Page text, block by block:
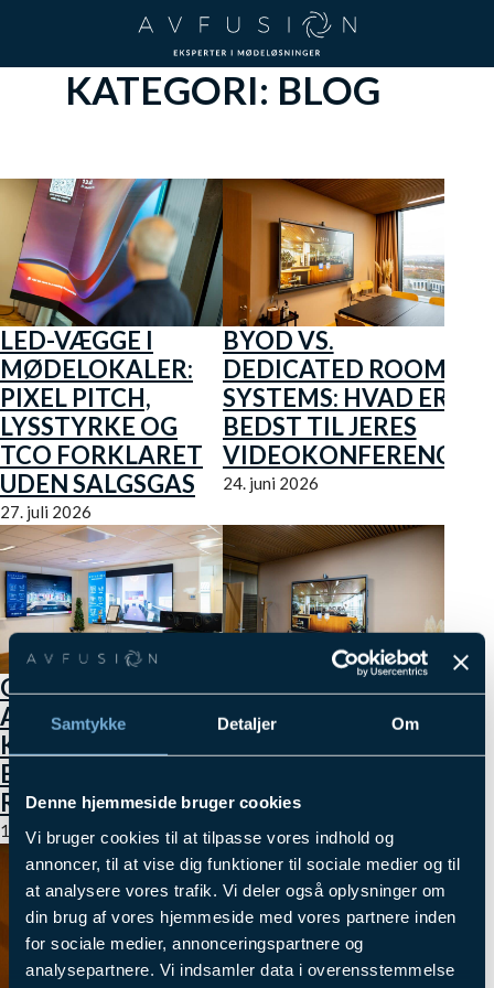
Samtykke Detaljer Om
Denne hjemmeside bruger cookies
Vi bruger cookies til at tilpasse vores indhold og
annoncer, til at vise dig funktioner til sociale medier og til
at analysere vores trafik. Vi deler også oplysninger om
din brug af vores hjemmeside med vores partnere inden
for sociale medier, annonceringspartnere og
analysepartnere. Vi indsamler data i overensstemmelse
Spring til hovedindhold
Spring til sidefod
KATEGORI: BLOG
LED-VÆGGE I
MØDELOKALER:
PIXEL PITCH,
LYSSTYRKE OG
TCO FORKLARET
UDEN SALGSGAS
27. juli 2026
BYOD VS.
DEDICATED ROOM
SYSTEMS: HVAD ER
BEDST TIL JERES
VIDEOKONFERENCE?
24. juni 2026
GØR JERES
AUDITORIUM
KLAR TIL STORE
EVENTS MED DET
RETTE AV UDSTYR
15. maj 2026
GUIDE: SÅDAN
DET RETTE
17. april 2026